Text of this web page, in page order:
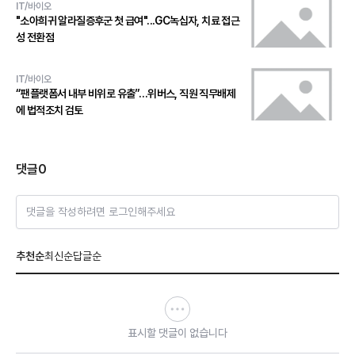
IT/바이오
"소아희귀 알라질증후군 첫 급여"...GC녹십자, 치료 접근
성 전환점
IT/바이오
“팬플랫폼서 내부 비위로 유출”…위버스, 직원 직무배제
에 법적조치 검토
댓글0
댓글을 작성하려면 로그인해주세요
추천순최신순답글순
표시할 댓글이 없습니다